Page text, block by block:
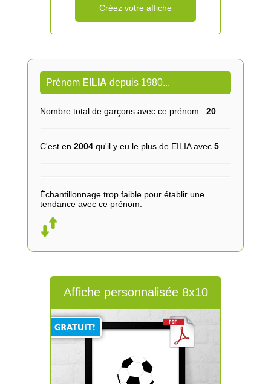
Créez votre affiche
Prénom EILIA depuis 1980...
Nombre total de garçons avec ce prénom : 20.
C'est en 2004qu'il y eu le plus de EILIA avec 5.
Échantillonnage trop faible pour établir une
tendance avec ce prénom.
Affiche personnalisée 8x10